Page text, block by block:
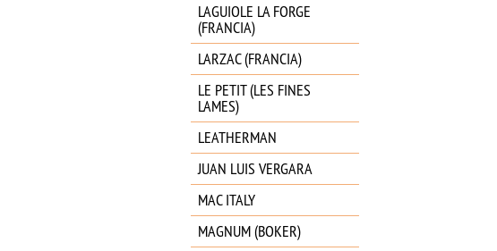
LAGUIOLE LA FORGE
(FRANCIA)
LARZAC (FRANCIA)
LE PETIT (LES FINES
LAMES)
LEATHERMAN
JUAN LUIS VERGARA
MAC ITALY
MAGNUM (BOKER)